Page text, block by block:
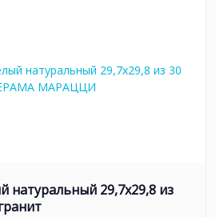
натуральный 29,7х29,8 из